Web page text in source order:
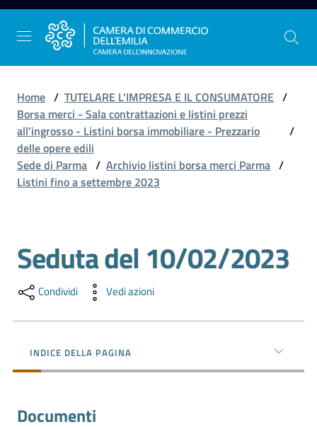
Vai al contenuto
Vai alla navigazione
Vai al footer
La
Camera
dell'Emilia
l'impresa
l'impresa
territorio
Home / TUTELARE L'IMPRESA E IL CONSUMATORE /
Borsa merci - Sala contrattazioni e listini prezzi
all'ingrosso - Listini borsa immobiliare - Prezzario
delle opere edili
/
Sede di Parma / Archivio listini borsa merci Parma /
Listini fino a settembre 2023
Salta al contenuto
Seduta del 10/02/2023
Condividi Vedi azioni
INDICE DELLA PAGINA
Documenti